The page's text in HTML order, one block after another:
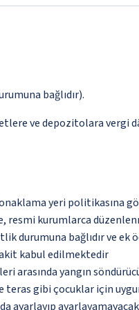
bağlıdır).
ve depozitolara vergi
yeri politikasına
resmi kurumlarca
durumuna bağlıdır ve
kabul edilmektedir
arasında yangın
gibi çocuklar için
ayarlayıp